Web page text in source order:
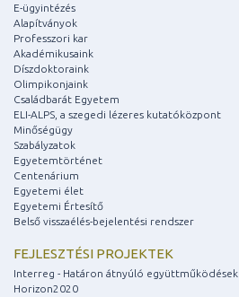
E-ügyintézés
Alapítványok
Professzori kar
Akadémikusaink
Díszdoktoraink
Olimpikonjaink
Családbarát Egyetem
ELI-ALPS, a szegedi lézeres kutatóközpont
Minőségügy
Szabályzatok
Egyetemtörténet
Centenárium
Egyetemi élet
Egyetemi Értesítő
Belső visszaélés-bejelentési rendszer
FEJLESZTÉSI PROJEKTEK
Interreg - Határon átnyúló együttműködések
Horizon2020